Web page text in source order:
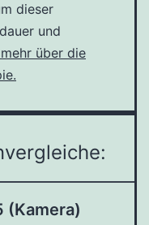
dieser
und
über die
(Kamera)